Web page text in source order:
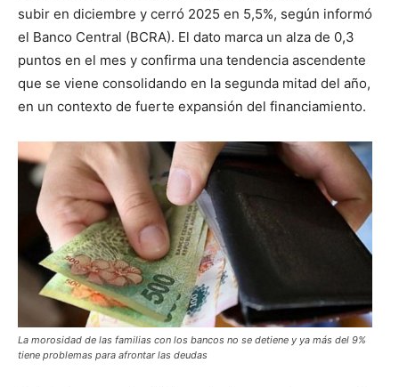
subir en diciembre y cerró 2025 en 5,5%, según informó
el Banco Central (BCRA). El dato marca un alza de 0,3
puntos en el mes y confirma una tendencia ascendente
que se viene consolidando en la segunda mitad del año,
en un contexto de fuerte expansión del financiamiento.
La morosidad de las familias con los bancos no se detiene y ya más del 9%
tiene problemas para afrontar las deudas